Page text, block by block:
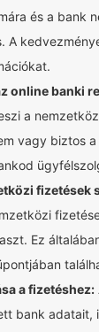
és a bank
A
online banki
a
vagy biztos
fizetések
Ez
a fizetéshez:
bank adatait,